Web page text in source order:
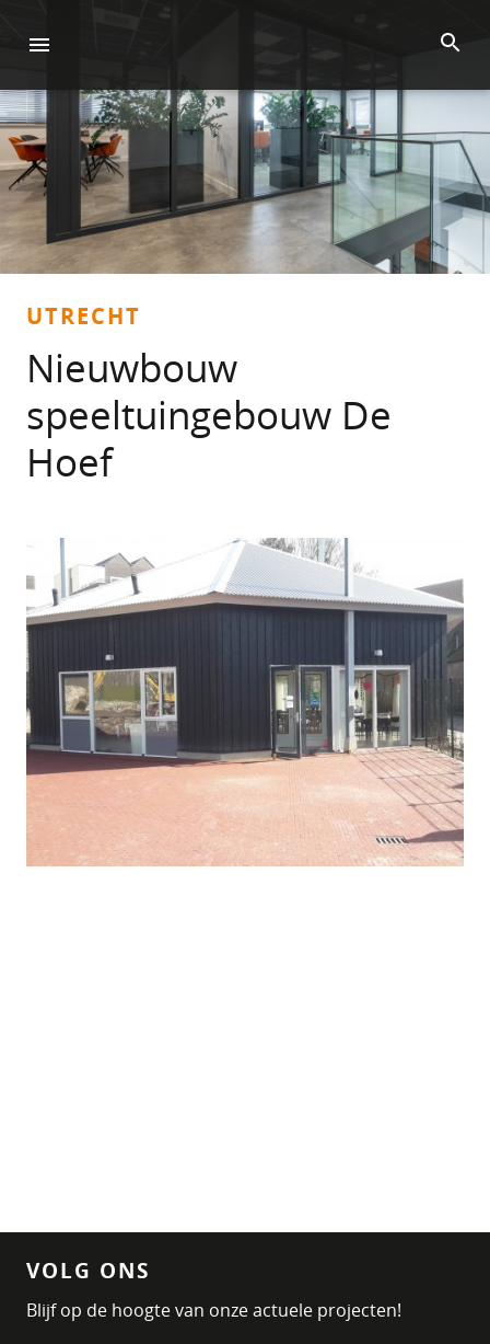
UTRECHT
Nieuwbouw
speeltuingebouw De
Hoef
VOLG ONS
Blijf op de hoogte van onze actuele projecten!